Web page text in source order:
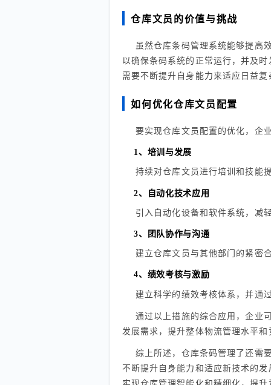
仓库文员的价值与挑战
虽然仓库条码管理系统能够提高
以确保条码系统的正常运行，并及
需要不断提升自身能力来适应日益
如何优化仓库文员配置
要实现仓库文员配置的优化，企
1、培训与发展
持续对仓库文员进行培训和技能
2、自动化技术应用
引入自动化设备和软件系统，减
3、团队协作与沟通
建立仓库文员与其他部门的紧密
4、绩效考核与激励
建立科学的绩效考核体系，并通
通过以上措施的综合应用，企业
发展需求，提升整体物流管理水平和
综上所述，仓库条码管理了还需
不断提升自身能力和适应新技术的